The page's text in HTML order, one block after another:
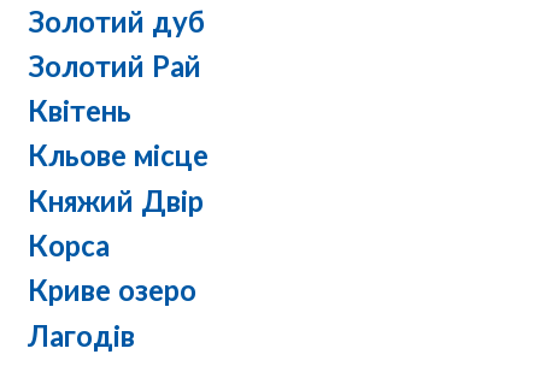
Золотий дуб
Золотий Рай
Квітень
Кльове місце
Княжий Двір
Корса
Криве озеро
Лагодів